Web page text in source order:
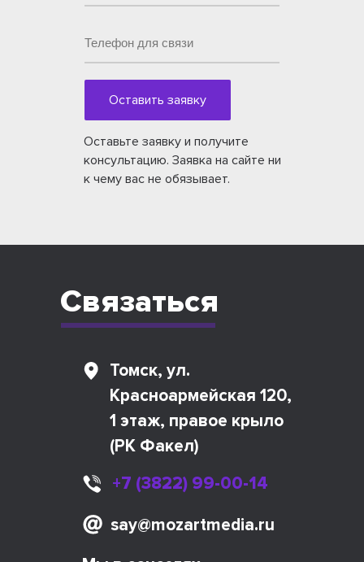
Оставить заявку
Оставьте заявку и получите
консультацию. Заявка на сайте ни
к чему вас не обязывает.
Томск, ул.
Красноармейская 120,
1 этаж, правое крыло
(РК Факел)
+7 (3822) 99-00-14
Связаться
say@mozartmedia.ru